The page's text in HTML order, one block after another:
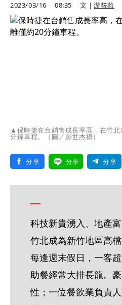
2023/03/16 08:35 文｜游筱燕
▲保時捷在台銷售成長率高，在竹
分鐘車程。（圖／彭世杰攝）
分享 分享 分享
科技新貴湧入、地產
竹北成為新竹地區高檔
每逢週末假日，一客
助餐經常大排長龍。
性；一位餐飲業負責